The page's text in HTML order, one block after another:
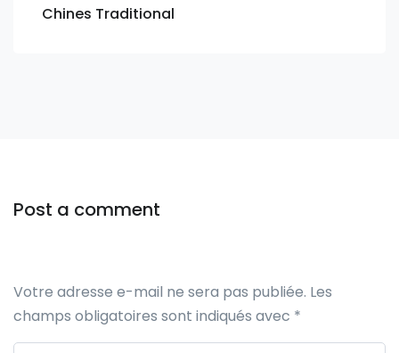
Chines Traditional
Post a comment
Votre adresse e-mail ne sera pas publiée. Les
champs obligatoires sont indiqués avec *